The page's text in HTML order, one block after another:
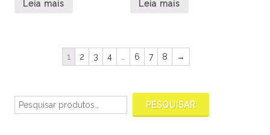
Leia mais Leia mais
1 2 3 4 6 7 8 →
por:
PESQUISAR